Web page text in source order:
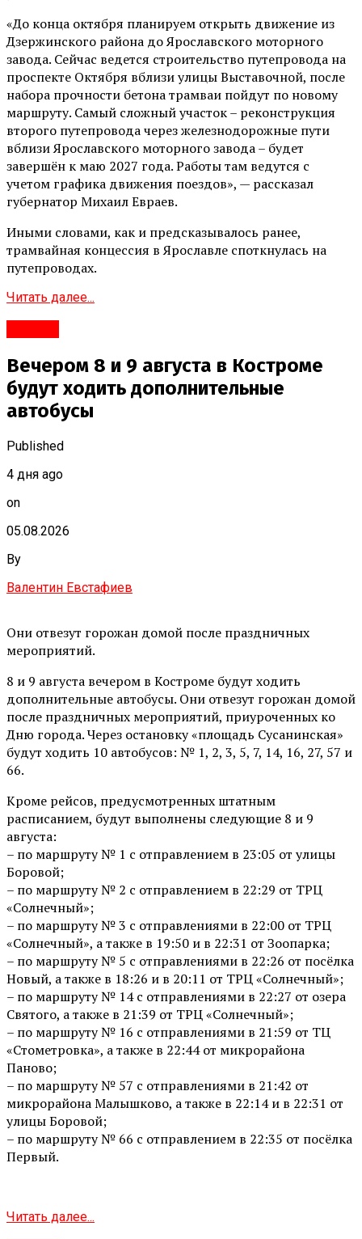
«До конца октября планируем открыть движение из
Дзержинского района до Ярославского моторного
завода. Сейчас ведется строительство путепровода на
проспекте Октября вблизи улицы Выставочной, после
набора прочности бетона трамваи пойдут по новому
маршруту. Самый сложный участок – реконструкция
второго путепровода через железнодорожные пути
вблизи Ярославского моторного завода – будет
завершён к маю 2027 года. Работы там ведутся с
учетом графика движения поездов», — рассказал
губернатор Михаил Евраев.
Иными словами, как и предсказывалось ранее,
трамвайная концессия в Ярославле споткнулась на
путепроводах.
Читать далее...
Вечером 8 и 9 августа в Костроме
будут ходить дополнительные
автобусы
Published
4 дня ago
on
05.08.2026
By
Валентин Евстафиев
Они отвезут горожан домой после праздничных
мероприятий.
8 и 9 августа вечером в Костроме будут ходить
дополнительные автобусы. Они отвезут горожан домой
после праздничных мероприятий, приуроченных ко
Дню города. Через остановку «площадь Сусанинская»
будут ходить 10 автобусов: № 1, 2, 3, 5, 7, 14, 16, 27, 57 и
66.
Кроме рейсов, предусмотренных штатным
расписанием, будут выполнены следующие 8 и 9
августа:
– по маршруту № 1 с отправлением в 23:05 от улицы
Боровой;
– по маршруту № 2 с отправлением в 22:29 от ТРЦ
«Солнечный»;
– по маршруту № 3 с отправлениями в 22:00 от ТРЦ
«Солнечный», а также в 19:50 и в 22:31 от Зоопарка;
– по маршруту № 5 с отправлениями в 22:26 от посёлка
Новый, а также в 18:26 и в 20:11 от ТРЦ «Солнечный»;
– по маршруту № 14 с отправлениями в 22:27 от озера
Святого, а также в 21:39 от ТРЦ «Солнечный»;
– по маршруту № 16 с отправлениями в 21:59 от ТЦ
«Стометровка», а также в 22:44 от микрорайона
Паново;
– по маршруту № 57 с отправлениями в 21:42 от
микрорайона Малышково, а также в 22:14 и в 22:31 от
улицы Боровой;
– по маршруту № 66 с отправлением в 22:35 от посёлка
Первый.
Читать далее...